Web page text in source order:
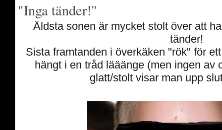
"Inga tänder!"
Äldsta sonen är mycket stolt över att
tänder!
Sista framtanden i överkäken "rök" för
hängt i en tråd lääänge (men ingen av
glatt/stolt visar man upp